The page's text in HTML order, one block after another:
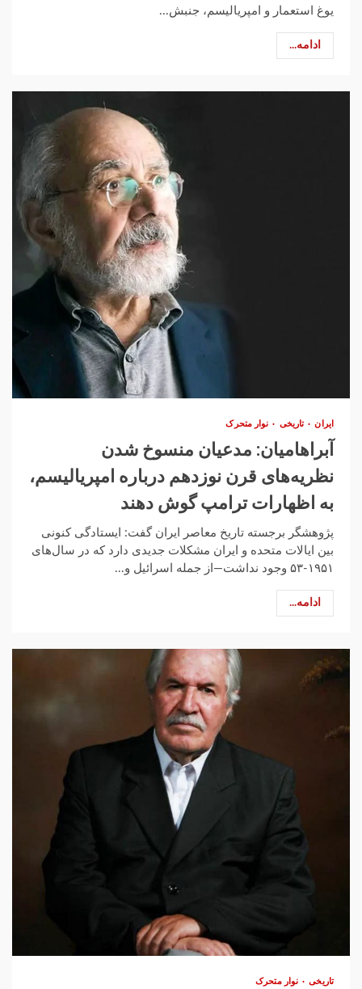
یوغ استعمار و امپریالیسم، جنبش...
ادامه...
ایران تاریخی نوار متحرک
آبراهامیان: مدعیان منسوخ شدن
نظریه‌های قرن نوزدهم درباره امپریالیسم،
به اظهارات ترامپ گوش دهند
پژوهشگر برجسته تاریخ معاصر ایران گفت: ایستادگی کنونی
بین ایالات متحده و ایران مشکلات جدیدی دارد که در سال‌های
۱۹۵۱-۵۳ وجود نداشت—از جمله اسرائیل و...
ادامه...
تاریخی نوار متحرک